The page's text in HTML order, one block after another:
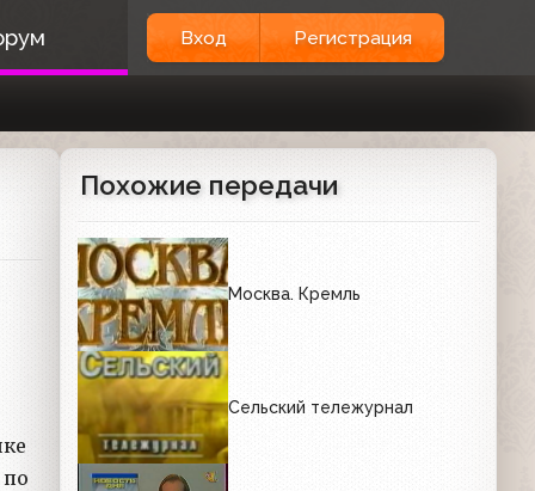
Вход Регистрация
Похожие передачи
Москва. Кремль
Сельский тележурнал